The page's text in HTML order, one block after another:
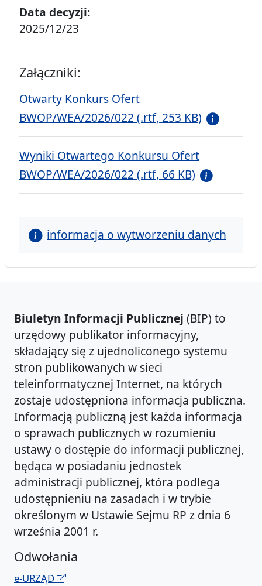
Data decyzji:
2025/12/23
Załączniki:
Otwarty Konkurs Ofert
BWOP/WEA/2026/022 (.rtf, 253 KB)
Wyniki Otwartego Konkursu Ofert
BWOP/WEA/2026/022 (.rtf, 66 KB)
informacja o wytworzeniu danych
Biuletyn Informacji Publicznej (BIP) to
urzędowy publikator informacyjny,
składający się z ujednoliconego systemu
stron publikowanych w sieci
teleinformatycznej Internet, na których
zostaje udostępniona informacja publiczna.
Informacją publiczną jest każda informacja
o sprawach publicznych w rozumieniu
ustawy o dostępie do informacji publicznej,
będąca w posiadaniu jednostek
administracji publicznej, która podlega
udostępnieniu na zasadach i w trybie
określonym w Ustawie Sejmu RP z dnia 6
września 2001 r.
Odwołania
e-URZĄD